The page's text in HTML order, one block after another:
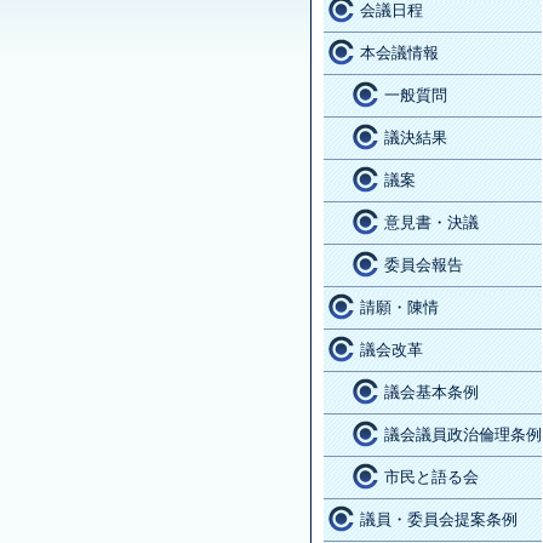
会議日程
本会議情報
一般質問
議決結果
議案
意見書・決議
委員会報告
請願・陳情
議会改革
議会基本条例
議会議員政治倫理条例
市民と語る会
議員・委員会提案条例